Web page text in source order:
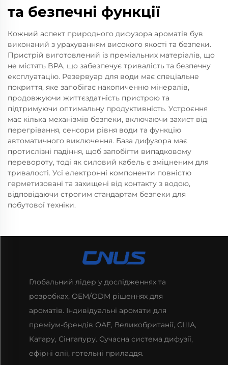
та безпечні функції
Кожний аспект природного дифузора ароматів був
виконаний з урахуванням високого якості та безпеки.
Пристрій виготовлений із преміальних матеріалів, що
не містять BPA, що забезпечує тривалість та безпечну
експлуатацію. Резервуар для води має спеціальне
покриття, яке запобігає накопиченню мінералів,
продовжуючи життєздатність пристрою та
підтримуючи оптимальну продуктивність. Устроєння
має кілька механізмів безпеки, включаючи захист від
перегрівання, сенсори рівня води та функцію
автоматичного виключення. База дифузора має
протислізні падіння, щоб запобігти випадковому
перевороту, тоді як силовий кабель є зміцненим для
тривалості. Усі електронні компоненти повністю
герметизовані та захищені від контакту з водою,
відповідаючи строгим стандартам безпеки для
побутової техніки.
Глобальний лідер у дослідженнях та
розробках, OEM/ODM рішеннях для
ароматів. Індивідуальні аромати для
преміум-брендів ОАЕ, Великобританії, США,
Катару, Сінгапуру. Сучасна система дифузії,
ефірні олії, готельні приладдя.